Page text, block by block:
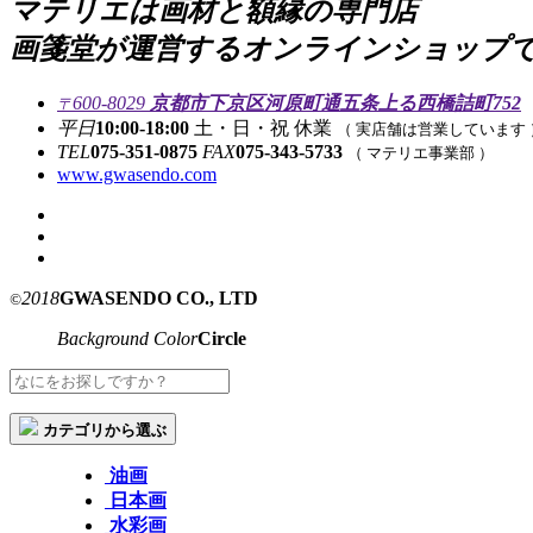
マテリエは画材と額縁の専門店
画箋堂が運営するオンラインショップで
〒600-8029 京都市下京区河原町通五条上る西橋詰町752
平日10:00-18:00 土・日・祝 休業 （ 実店舗は営業しています
TEL075-351-0875 FAX075-343-5733 （ マテリエ事業部 ）
www.gwasendo.com
©2018GWASENDO CO., LTD
Background ColorCircle
カテゴリから選ぶ
油画
日本画
水彩画